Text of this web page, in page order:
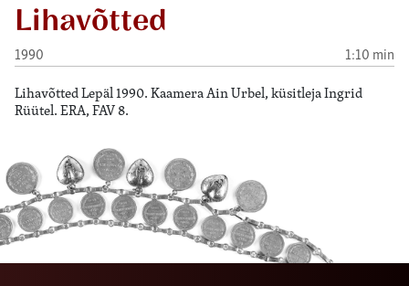
Lihavõtted
1990 1:10 min
Lihavõtted Lepäl 1990. Kaamera Ain Urbel, küsitleja Ingrid
Rüütel. ERA, FAV 8.